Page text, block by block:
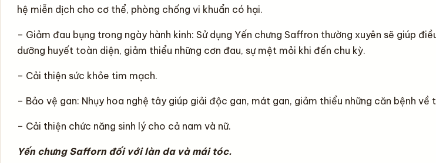
hệ miễn dịch cho cơ thể, phòng chống vi khuẩn có hại.
– Giảm đau bụng trong ngày hành kinh: Sử dụng Yến chưng Saffron thường xuyên sẽ giúp
dưỡng huyết toàn diện, giảm thiểu những cơn đau, sự mệt mỏi khi đến chu kỳ.
– Cải thiện sức khỏe tim mạch.
– Bảo vệ gan: Nhụy hoa nghệ tây giúp giải độc gan, mát gan, giảm thiểu những căn bệnh về
– Cải thiện chức năng sinh lý cho cả nam và nữ.
Yến chưng Safforn đối với làn da và mái tóc.